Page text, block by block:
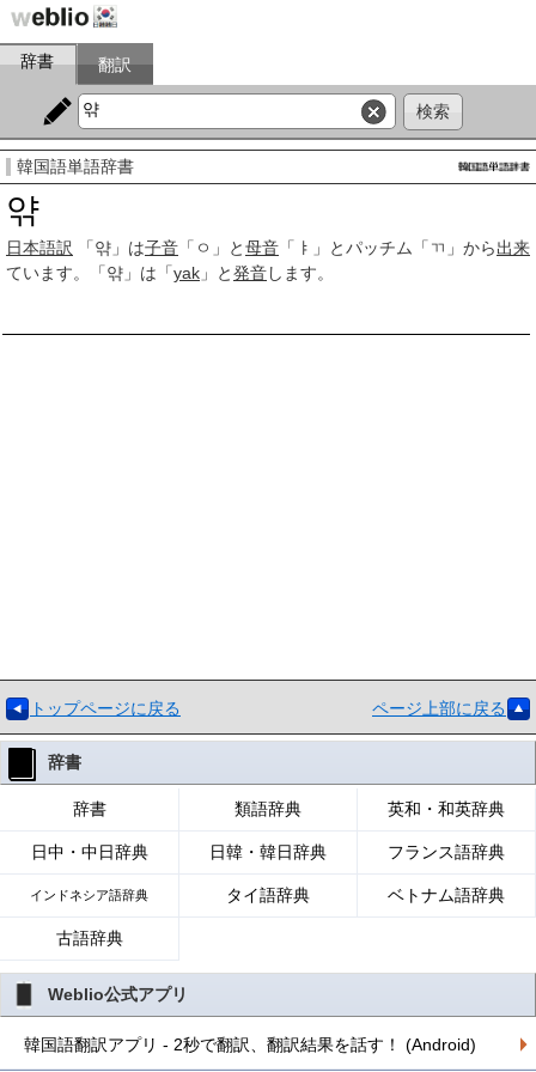
辞書 翻訳
韓国語単語辞書
앾
日本語訳 「앾」は子音 「ㅇ」と母音 「ㅑ」とパッチム「ㄲ」から出来
ています。「앾」は「yak 」と発音します。
トップページに戻る ページ上部に戻る
辞書
辞書 類語辞典 英和・和英辞典
日中・中日辞典 日韓・韓日辞典 フランス語辞典
インドネシア語辞典 タイ語辞典 ベトナム語辞典
古語辞典
Weblio公式アプリ
韓国語翻訳アプリ - 2秒で翻訳、翻訳結果を話す！ (Android)